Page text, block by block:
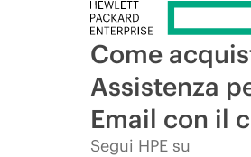
Come
Assistenza
Email con il
Segui HPE su